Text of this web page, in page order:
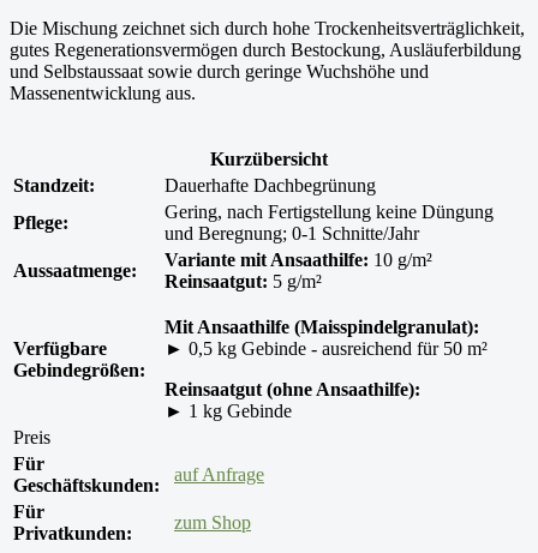
Die Mischung zeichnet sich durch hohe Trockenheitsverträglichkeit,
gutes Regenerationsvermögen durch Bestockung, Ausläuferbildung
und Selbstaussaat sowie durch geringe Wuchshöhe und
Massenentwicklung aus.
Kurzübersicht
Standzeit:
Dauerhafte Dachbegrünung
Pflege:
Gering, nach Fertigstellung keine Düngung
und Beregnung; 0-1 Schnitte/Jahr
Aussaatmenge:
Variante mit Ansaathilfe: 10 g/m²
Reinsaatgut: 5 g/m²
Verfügbare
Gebindegrößen:
Mit Ansaathilfe (Maisspindelgranulat):
► 0,5 kg Gebinde - ausreichend für 50 m²
Reinsaatgut (ohne Ansaathilfe):
► 1 kg Gebinde
Preis
Für
Geschäftskunden:
auf Anfrage
Für
Privatkunden:
zum Shop